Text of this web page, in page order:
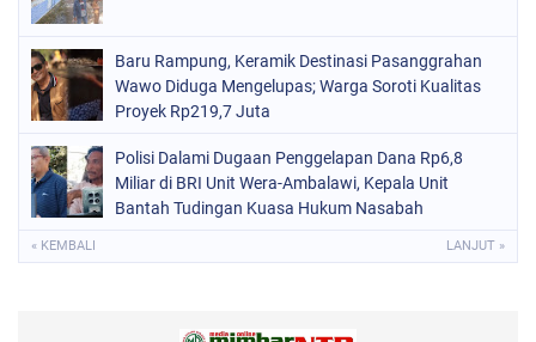
Baru Rampung, Keramik Destinasi Pasanggrahan
Wawo Diduga Mengelupas; Warga Soroti Kualitas
Proyek Rp219,7 Juta
Polisi Dalami Dugaan Penggelapan Dana Rp6,8
Miliar di BRI Unit Wera-Ambalawi, Kepala Unit
Bantah Tudingan Kuasa Hukum Nasabah
« KEMBALI LANJUT »